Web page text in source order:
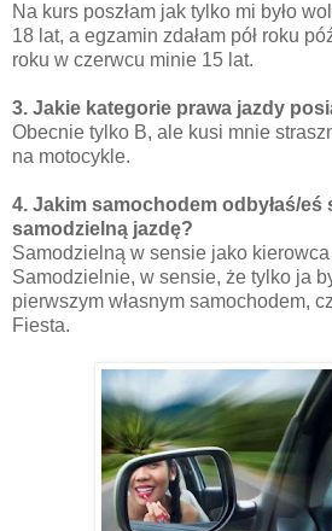
Na kurs poszłam jak tylko mi było
18 lat, a egzamin zdałam pół roku
roku w czerwcu minie 15 lat.
3. Jakie kategorie prawa jazdy
Obecnie tylko B, ale kusi mnie
na motocykle.
4. Jakim samochodem odbyłaś/eś
samodzielną jazdę?
Samodzielną w sensie jako
Samodzielnie, w sensie, że tylko ja
pierwszym własnym samochodem,
Fiesta.